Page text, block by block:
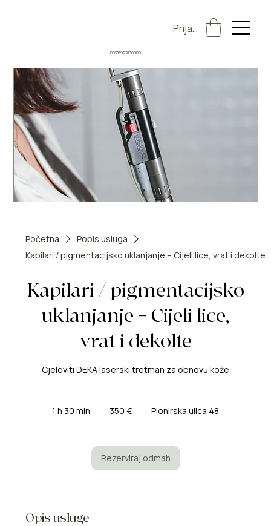
Prijava
00385923890900
Početna
Popis usluga
Kapilari / pigmentacijsko uklanjanje – Cijeli lice, vrat i dekolte
Kapilari / pigmentacijsko
uklanjanje – Cijeli lice,
vrat i dekolte
Cjeloviti DEKA laserski tretman za obnovu kože
1 h 30 min
m
n
350 € Pionirska ulica 48
Rezerviraj odmah
Opis usluge